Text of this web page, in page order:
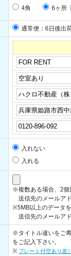
4角 6ヶ所
通常便：6日後出
入れない
入れる
※複数ある場合、2個
送信先のメールア
※5MB以上のデータ
送信先のメールア
※タイトル違いをご
をご記入下さい。
※ プレート付空あり差